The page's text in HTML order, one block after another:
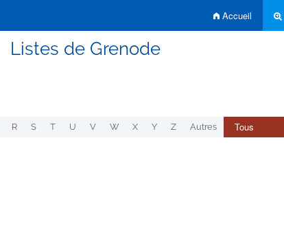
Accueil
Listes de Grenode
R S T U V W X Y Z Autres Tous